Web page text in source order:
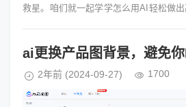
救星。咱们就一起学学怎么用AI轻松做出
ai更换产品图背景，避免你
2年前 (2024-09-27) 1700